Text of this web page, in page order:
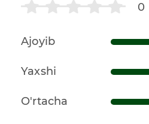
0
Ajoyib
Yaxshi
O'rtacha